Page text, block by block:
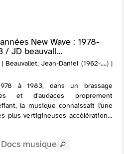
New Wave : 1978-
/ JD beauvall...
Beauvallet, Jean-Daniel (1962-....) |
à 1983, dans un brassage
et d'audaces proprement
la musique connaissait l'une
plus vertigineuses accélérations.
musique